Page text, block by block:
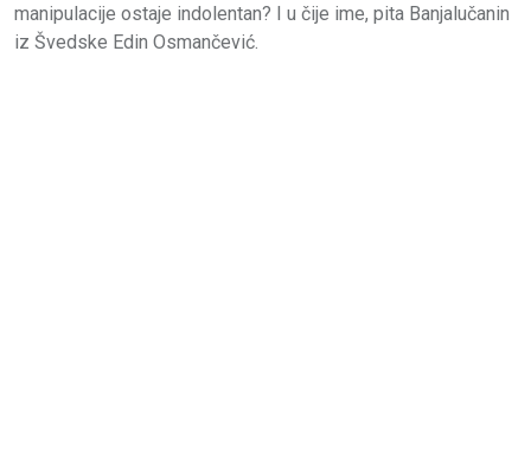
manipulacije ostaje indolentan? I u čije ime, pita Banjalučanin
iz Švedske Edin Osmančević.